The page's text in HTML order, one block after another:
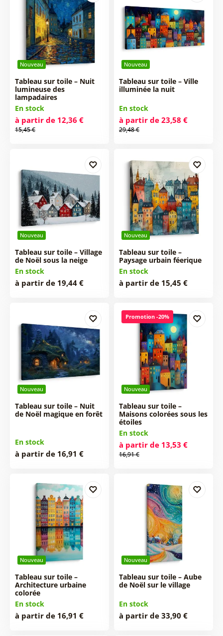
Nouveau
Tableau sur toile – Nuit
lumineuse des
lampadaires
En stock
à partir de 12,36 €
15,45 €
Nouveau
Tableau sur toile – Ville
illuminée la nuit
En stock
à partir de 23,58 €
29,48 €
Nouveau
Tableau sur toile – Village
de Noël sous la neige
En stock
à partir de 19,44 €
Nouveau
Tableau sur toile –
Paysage urbain féerique
En stock
à partir de 15,45 €
Nouveau
Tableau sur toile – Nuit
de Noël magique en forêt
En stock
à partir de 16,91 €
Nouveau
Promotion -20%
Tableau sur toile –
Maisons colorées sous les
étoiles
En stock
à partir de 13,53 €
16,91 €
Nouveau
Tableau sur toile –
Architecture urbaine
colorée
En stock
à partir de 16,91 €
Nouveau
Tableau sur toile – Aube
de Noël sur le village
En stock
à partir de 33,90 €